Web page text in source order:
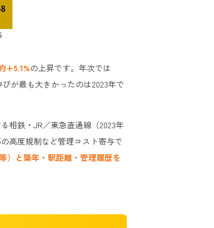
+5.1%の上昇です。年次では
が最も大きかったのは2023年で
相鉄・JR／東急直通線（2023年
高度規制など管理コスト寄与で
）と築年・駅距離・管理履歴を